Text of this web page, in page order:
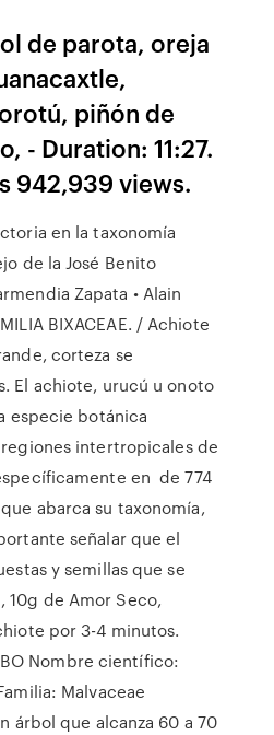
de parota, oreja
piñón de
- Duration: 11:27.
942,939 views.
en la taxonomía
de la José Benito
Zapata • Alain
BIXACEAE. / Achiote
corteza se
El achiote, urucú u onoto
especie botánica
intertropicales de
en de 774
abarca su taxonomía,
señalar que el
y semillas que se
10g de Amor Seco,
por 3-4 minutos.
Nombre científico:
Malvaceae
árbol que alcanza 60 a 70